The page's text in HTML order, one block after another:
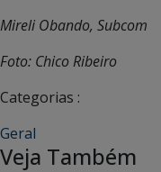
Mireli Obando, Subcom
Foto: Chico Ribeiro
Categorias :
Geral
Veja Também